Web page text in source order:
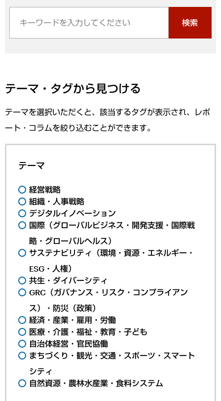
検索
テーマ・タグから見つける
テーマを選択いただくと、該当するタグが表示され、レポ
ート・コラムを絞り込むことができます。
テーマ
経営戦略
組織・人事戦略
デジタルイノベーション
国際（グローバルビジネス・開発支援・国際戦
略・グローバルヘルス）
サステナビリティ（環境・資源・エネルギー・
ESG・人権）
共生・ダイバーシティ
GRC（ガバナンス・リスク・コンプライアン
ス）・防災（政策）
経済・産業・雇用・労働
医療・介護・福祉・教育・子ども
自治体経営・官民協働
まちづくり・観光・交通・スポーツ・スマート
シティ
自然資源・農林水産業・食料システム